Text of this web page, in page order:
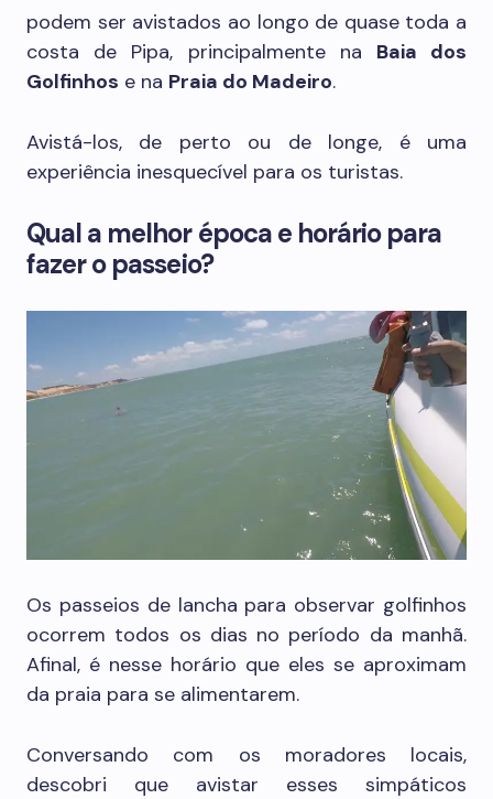
podem ser avistados ao longo de quase toda a
costa de Pipa, principalmente na Baia dos
Golfinhos e na Praia do Madeiro.
Avistá-los, de perto ou de longe, é uma
experiência inesquecível para os turistas.
Qual a melhor época e horário para
fazer o passeio?
Os passeios de lancha para observar golfinhos
ocorrem todos os dias no período da manhã.
Afinal, é nesse horário que eles se aproximam
da praia para se alimentarem.
Conversando com os moradores locais,
descobri que avistar esses simpáticos